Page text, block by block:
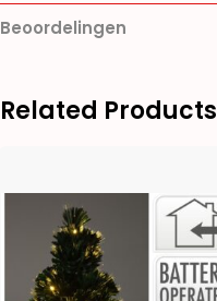
Beoordelingen
Related Products